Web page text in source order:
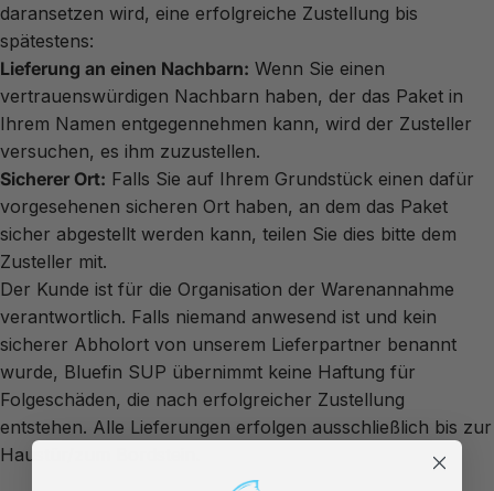
daransetzen wird, eine erfolgreiche Zustellung bis
spätestens:
Lieferung an einen Nachbarn: Wenn Sie einen
vertrauenswürdigen Nachbarn haben, der das Paket in
Ihrem Namen entgegennehmen kann, wird der Zusteller
versuchen, es ihm zuzustellen.
Sicherer Ort: Falls Sie auf Ihrem Grundstück einen dafür
vorgesehenen sicheren Ort haben, an dem das Paket
sicher abgestellt werden kann, teilen Sie dies bitte dem
Zusteller mit.
Der Kunde ist für die Organisation der Warenannahme
verantwortlich. Falls niemand anwesend ist und kein
sicherer Abholort von unserem Lieferpartner benannt
wurde, Bluefin SUP übernimmt keine Haftung für
Folgeschäden, die nach erfolgreicher Zustellung
entstehen. Alle Lieferungen erfolgen ausschließlich bis zur
Haustür/zum Bordstein.